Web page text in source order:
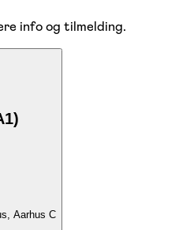
info og tilmelding.
Aarhus C